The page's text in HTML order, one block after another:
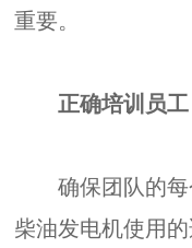
重要。
正确培训员工
确保团队的每
柴油发电机使用